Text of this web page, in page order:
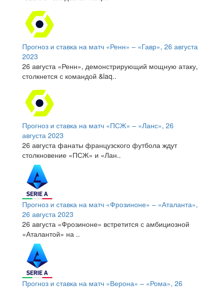
Прогноз и ставка на матч «Ренн» – «Гавр», 26 августа
2023
26 августа «Ренн», демонстрирующий мощную атаку,
столкнется с командой &laq..
Прогноз и ставка на матч «ПСЖ» – «Ланс», 26
августа 2023
26 августа фанаты французского футбола ждут
столкновение «ПСЖ» и «Лан..
Прогноз и ставка на матч «Фрозиноне» – «Аталанта»,
26 августа 2023
26 августа «Фрозиноне» встретится с амбициозной
«Аталантой» на ..
Прогноз и ставка на матч «Верона» – «Рома», 26